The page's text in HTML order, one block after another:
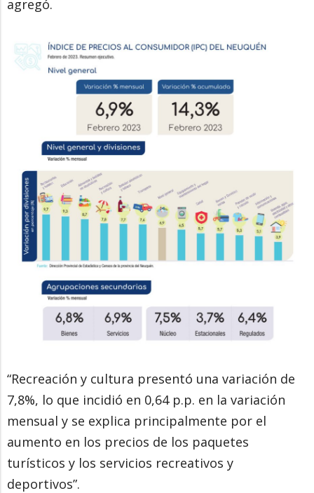
agregó.
“Recreación y cultura presentó una variación de
7,8%, lo que incidió en 0,64 p.p. en la variación
mensual y se explica principalmente por el
aumento en los precios de los paquetes
turísticos y los servicios recreativos y
deportivos”.